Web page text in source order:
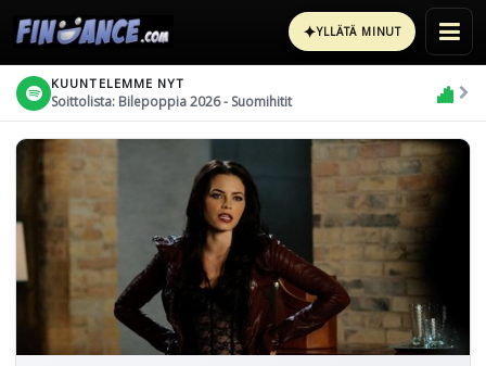
✦YLLÄTÄ MINUT
KUUNTELEMME NYT
Soittolista: Bilepoppia 2026 - Suomihitit